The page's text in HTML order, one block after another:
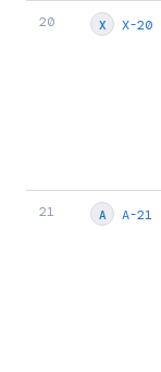
20 X X-20
21 A A-21